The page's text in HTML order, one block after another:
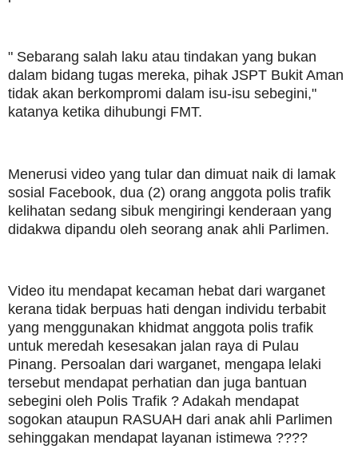
" Sebarang salah laku atau tindakan yang bukan
dalam bidang tugas mereka, pihak JSPT Bukit Aman
tidak akan berkompromi dalam isu-isu sebegini,"
katanya ketika dihubungi FMT.
Menerusi video yang tular dan dimuat naik di lamak
sosial Facebook, dua (2) orang anggota polis trafik
kelihatan sedang sibuk mengiringi kenderaan yang
didakwa dipandu oleh seorang anak ahli Parlimen.
Video itu mendapat kecaman hebat dari warganet
kerana tidak berpuas hati dengan individu terbabit
yang menggunakan khidmat anggota polis trafik
untuk meredah kesesakan jalan raya di Pulau
Pinang. Persoalan dari warganet, mengapa lelaki
tersebut mendapat perhatian dan juga bantuan
sebegini oleh Polis Trafik ? Adakah mendapat
sogokan ataupun RASUAH dari anak ahli Parlimen
sehinggakan mendapat layanan istimewa ????